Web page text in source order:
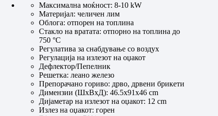
Максимална моќност: 8-10 kW
Материјал: челичен лим
Облога: отпорен на топлина
Стакло на вратата: отпорно на топлина до
750 °C
Регулатива за снабдување со воздух
Регулација на излезот на оџакот
Дефлектор/Пепелник
Решетка: леано железо
Препорачано гориво: дрво, дрвени брикети
Димензии (ШхВхД): 46.5х91х46 cm
Дијаметар на излезот на оџакот: 12 cm
Излез на оџакот: горен